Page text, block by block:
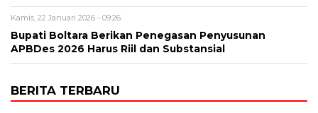
Kamis, 22 Januari 2026 - 09:26
Bupati Boltara Berikan Penegasan Penyusunan
APBDes 2026 Harus Riil dan Substansial
BERITA TERBARU